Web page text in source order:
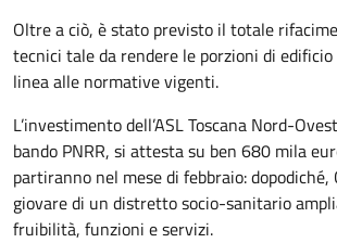
Oltre a ciò, è stato previsto il totale
tecnici tale da rendere le porzioni di
linea alle normative vigenti.
L’investimento dell’ASL Toscana Nord-
bando PNRR, si attesta su ben 680 mila
partiranno nel mese di febbraio: dopodiché,
giovare di un distretto socio-sanitario
fruibilità, funzioni e servizi.